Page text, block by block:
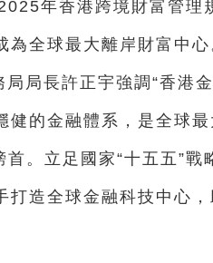
年香港跨境財富管
全球最大離岸財富中心
局長許正宇強調“香港
健的金融體系，是全球
。立足國家“十五五”戰
打造全球金融科技中心